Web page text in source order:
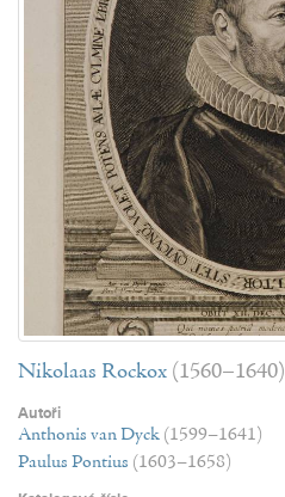
Nikolaas Rockox (1560–1640)
Autoři
Anthonis van Dyck (1599–1641)
Paulus Pontius (1603–1658)